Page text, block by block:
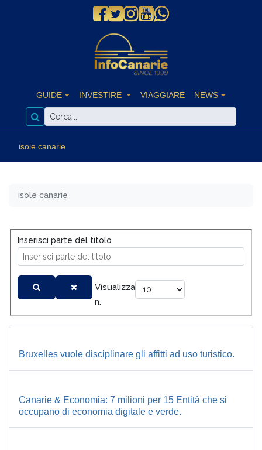
GUIDE INVESTIRE VIAGGIARE NEWS
isole canarie
isole canarie
Inserisci parte del titolo
Visualizza
n.
Bruxelles vuole disciplinare gli affitti ad uso turistico.
Canarie & Economia: 7 milioni per 15 Entità che si
occupano di economia digitale e verde.